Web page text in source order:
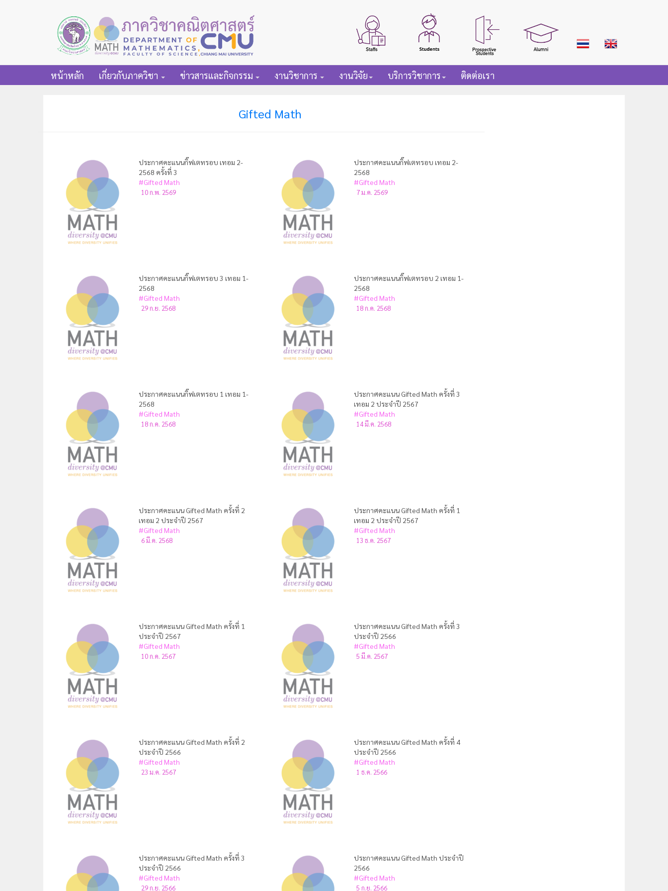
หน้าหลัก เกี่ยวกับภาควิชา ข่าวสารและกิจกรรม งานวิชาการ งานวิจัย บริการวิชาการ ติดต่อเรา
Gifted Math
ประกาศคะแนนกิ๊ฟเตทรอบ เทอม 2-
2568 ครั้งที่ 3
#Gifted Math
10 ก.พ. 2569
ประกาศคะแนนกิ๊ฟเตทรอบ เทอม 2-
2568
#Gifted Math
7 ม.ค. 2569
ประกาศคะแนนกิ๊ฟเตทรอบ 3 เทอม 1-
2568
#Gifted Math
29 ก.ย. 2568
ประกาศคะแนนกิ๊ฟเตทรอบ 2 เทอม 1-
2568
#Gifted Math
18 ก.ค. 2568
ประกาศคะแนนกิ๊ฟเตทรอบ 1 เทอม 1-
2568
#Gifted Math
18 ก.ค. 2568
ประกาศคะแนน Gifted Math ครั้งที่ 3
เทอม 2 ประจำปี 2567
#Gifted Math
14 มี.ค. 2568
ประกาศคะแนน Gifted Math ครั้งที่ 2
เทอม 2 ประจำปี 2567
#Gifted Math
6 มี.ค. 2568
ประกาศคะแนน Gifted Math ครั้งที่ 1
เทอม 2 ประจำปี 2567
#Gifted Math
13 ธ.ค. 2567
ประกาศคะแนน Gifted Math ครั้งที่ 1
ประจำปี 2567
#Gifted Math
10 ก.ค. 2567
ประกาศคะแนน Gifted Math ครั้งที่ 3
ประจำปี 2566
#Gifted Math
5 มี.ค. 2567
ประกาศคะแนน Gifted Math ครั้งที่ 2
ประจำปี 2566
#Gifted Math
23 ม.ค. 2567
ประกาศคะแนน Gifted Math ครั้งที่ 4
ประจำปี 2566
#Gifted Math
1 ธ.ค. 2566
ประกาศคะแนน Gifted Math ครั้งที่ 3
ประจำปี 2566
#Gifted Math
29 ก.ย. 2566
ประกาศคะแนน Gifted Math ประจำปี
2566
#Gifted Math
5 ก.ย. 2566